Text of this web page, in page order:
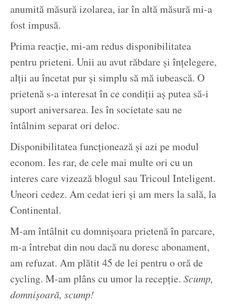
anumită măsură izolarea, iar în altă măsură mi-a
fost impusă.
Prima reacție, mi-am redus disponibilitatea
pentru prieteni. Unii au avut răbdare și înțelegere,
alții au încetat pur și simplu să mă iubească. O
prietenă s-a interesat în ce condiții aș putea să-i
suport aniversarea. Ies în societate sau ne
întâlnim separat ori deloc.
Disponibilitatea funcționează și azi pe modul
econom. Ies rar, de cele mai multe ori cu un
interes care vizează blogul sau Tricoul Inteligent.
Uneori cedez. Am cedat ieri și am mers la sală, la
Continental.
M-am întâlnit cu domnișoara prietenă în parcare,
m-a întrebat din nou dacă nu doresc abonament,
am refuzat. Am plătit 45 de lei pentru o oră de
cycling. M-am plâns cu umor la recepție. Scump,
domnișoară, scump!